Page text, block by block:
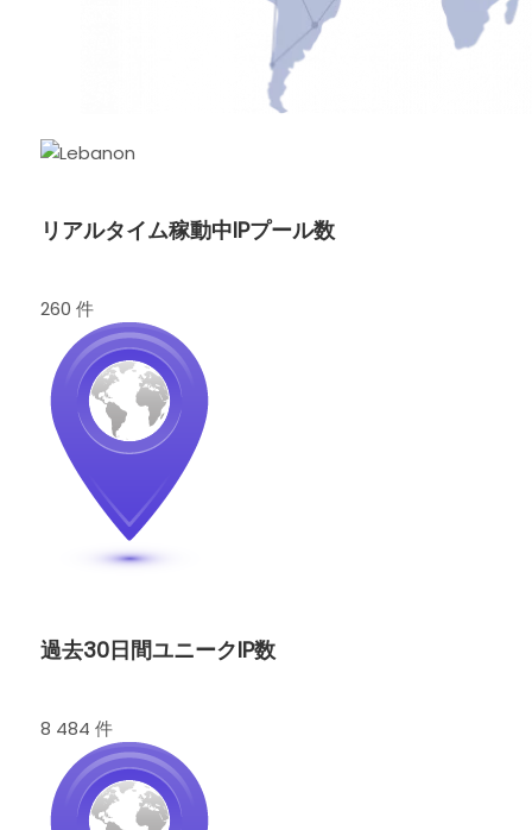
リアルタイム稼動中IPプール数
260 件
過去30日間ユニークIP数
8 484 件